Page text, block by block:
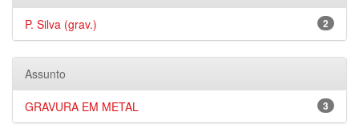
2
P. Silva (grav.)
Assunto
3
GRAVURA EM METAL